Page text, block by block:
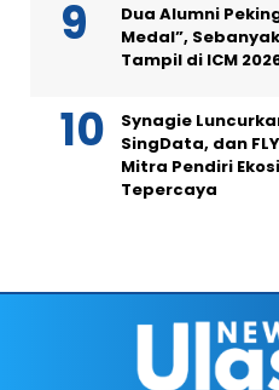
Dua Alumni
Medal”,
Tampil di ICM
Synagie
SingData, dan
Mitra Pendiri
Tepercaya